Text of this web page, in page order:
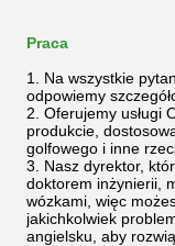
Praca
1. Na wszystkie
odpowiemy
2. Oferujemy usługi
produkcie,
golfowego i inne
3. Nasz dyrektor,
doktorem inżynierii,
wózkami, więc
jakichkolwiek
angielsku, aby